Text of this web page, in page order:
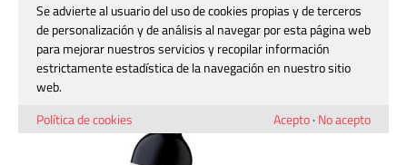
2604-sueno-de-megala-det
5 marzo, 2026
Se advierte al usuario del uso de cookies propias y de terceros
de personalización y de análisis al navegar por esta página web
para mejorar nuestros servicios y recopilar información
estrictamente estadística de la navegación en nuestro sitio
web.
Política de cookies
Acepto· No acepto